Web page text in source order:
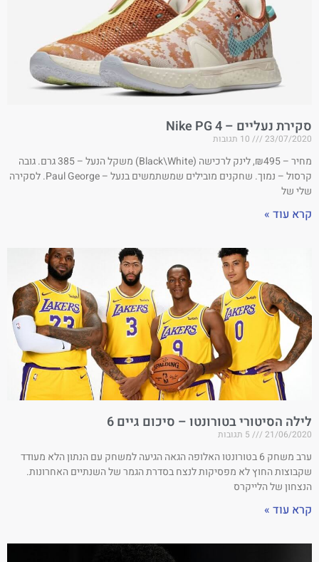
סקירת נעליים – Nike PG 4
23/07/2020
מחיר – ₪495, לינק לרכישה (Black\White) משקל הנעל – 385 גרם. גובה
קרסול – נמוך. שחקנים מובילים שמשתמשים בנעל – Paul George. לסקירה
שלי של
קרא עוד »
לילה הסיטורי בטורונטו – סיכום גיים 6
21/06/2020
ערב משחק 6 בטורונטו האלופה הגאה הגיעה למשחק עם הנתון הלא מעודד
שקבוצות החוץ לא מפסיקות לנצח בסדרת הגמר של השנתיים האחרונות.
הנצחון של הלייקרס
קרא עוד »